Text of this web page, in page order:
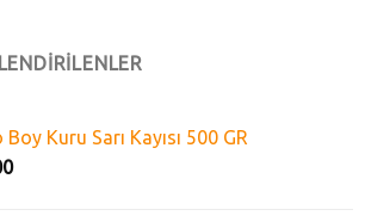
Kuru Sarı Kayısı 500 GR